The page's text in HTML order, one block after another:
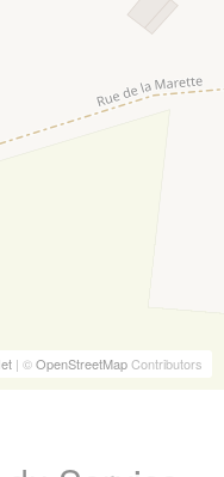
| ©OpenStreetMapContributors